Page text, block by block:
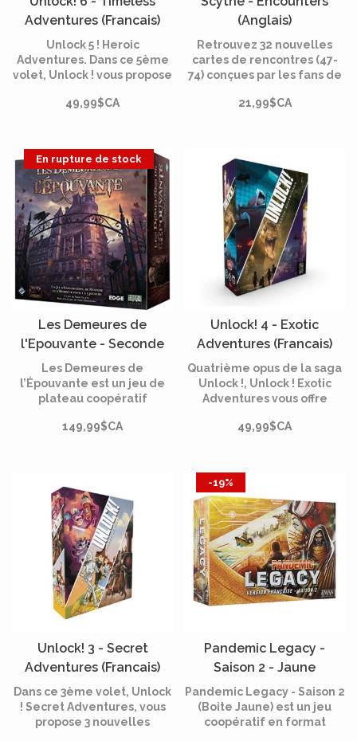
Adventures (Francais)
Unlock 5 ! Heroic
Adventures. Dans ce 5ème
volet, Unlock ! vous propose
nouvelles énigmes issues
l'expérience des escape
rooms autour d'une table.
49,99$CA
(Anglais)
Retrouvez 32 nouvelles
cartes de rencontres (47-
74) conçues par les fans de
Jamey Stegmaier.
21,99$CA
En rupture de stock
Les Demeures de
l'Epouvante - Seconde
Edition (Francais)
Les Demeures de
l’Épouvante est un jeu de
plateau coopératif
joueurs y incarnent des
hantées d’Arkham
149,99$CA
Unlock! 4 - Exotic
Adventures (Francais)
Quatrième opus de la saga
Unlock !, Unlock ! Exotic
Adventures vous offre
replonger dans trois
49,99$CA
Unlock! 3 - Secret
Adventures (Francais)
Dans ce 3ème volet, Unlock
! Secret Adventures, vous
propose 3 nouvelles
-19%
Pandemic Legacy -
Saison 2 - Jaune
(Francais)*
Pandemic Legacy - Saison 2
(Boite Jaune) est un jeu
coopératif en format